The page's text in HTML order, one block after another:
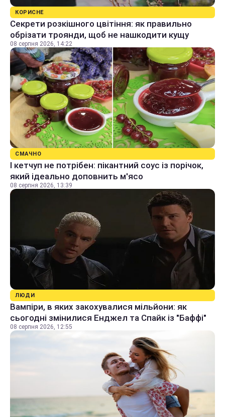
КОРИСНЕ
Секрети розкішного цвітіння: як правильно
обрізати троянди, щоб не нашкодити кущу
08 серпня 2026, 14:22
СМАЧНО
І кетчуп не потрібен: пікантний соус із порічок,
який ідеально доповнить м'ясо
08 серпня 2026, 13:39
ЛЮДИ
Вампіри, в яких закохувалися мільйони: як
сьогодні змінилися Енджел та Спайк із "Баффі"
08 серпня 2026, 12:55